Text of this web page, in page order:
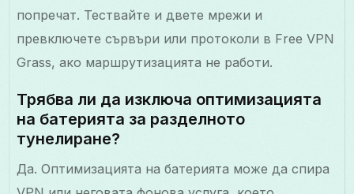
попречат. Тествайте и двете мрежи и
превключете сървъри или протоколи в Free VPN
Grass, ако маршрутизацията не работи.
Трябва ли да изключа оптимизацията
на батерията за разделното
тунелиране?
Да. Оптимизацията на батерията може да спира